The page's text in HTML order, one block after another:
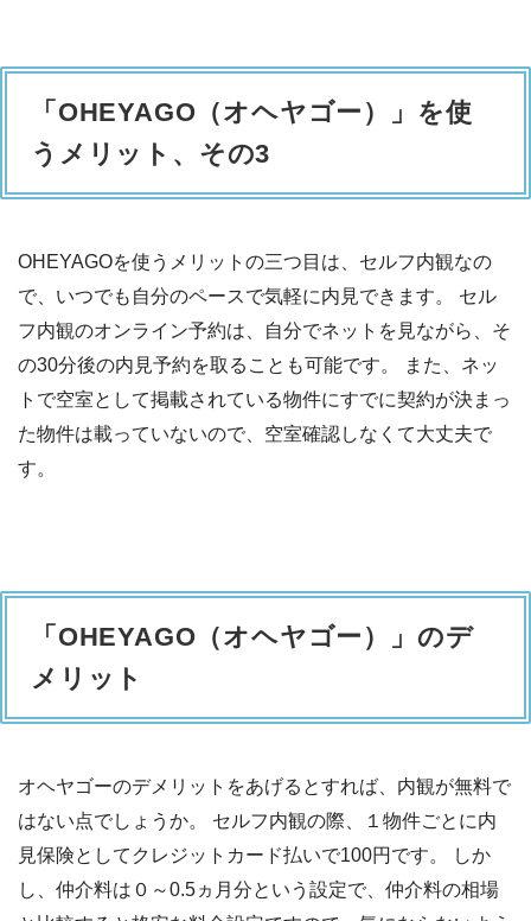
「OHEYAGO（オヘヤゴー）」を使
うメリット、その3
OHEYAGOを使うメリットの三つ目は、セルフ内観なの
で、いつでも自分のペースで気軽に内見できます。 セル
フ内観のオンライン予約は、自分でネットを見ながら、そ
の30分後の内見予約を取ることも可能です。 また、ネッ
トで空室として掲載されている物件にすでに契約が決まっ
た物件は載っていないので、空室確認しなくて大丈夫で
す。
「OHEYAGO（オヘヤゴー）」のデ
メリット
オヘヤゴーのデメリットをあげるとすれば、内観が無料で
はない点でしょうか。 セルフ内観の際、１物件ごとに内
見保険としてクレジットカード払いで100円です。 しか
し、仲介料は０～0.5ヵ月分という設定で、仲介料の相場